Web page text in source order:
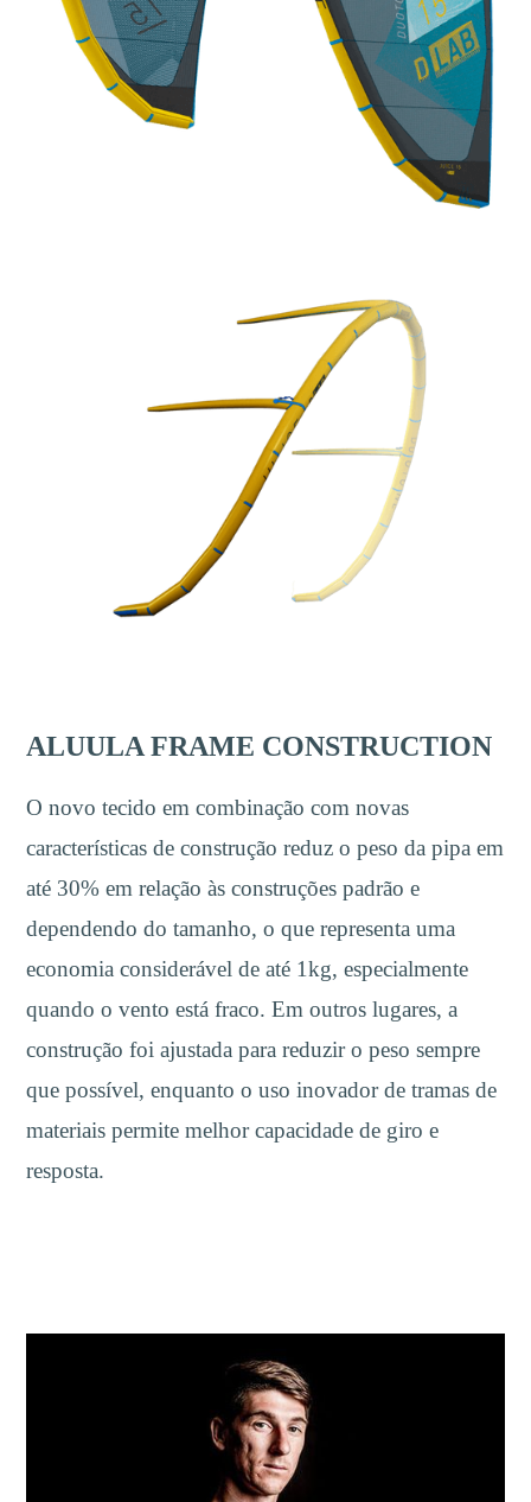
ALUULA FRAME CONSTRUCTION
O novo tecido em combinação com novas
características de construção reduz o peso da pipa em
até 30% em relação às construções padrão e
dependendo do tamanho, o que representa uma
economia considerável de até 1kg, especialmente
quando o vento está fraco. Em outros lugares, a
construção foi ajustada para reduzir o peso sempre
que possível, enquanto o uso inovador de tramas de
materiais permite melhor capacidade de giro e
resposta.